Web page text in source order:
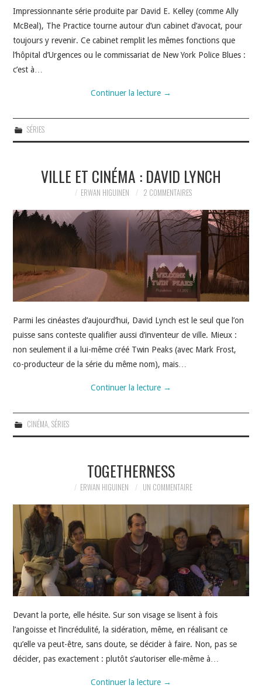
Impressionnante série produite par David E. Kelley (comme Ally
McBeal), The Practice tourne autour d’un cabinet d’avocat, pour
toujours y revenir. Ce cabinet remplit les mêmes fonctions que
l’hôpital d’Urgences ou le commissariat de New York Police Blues :
c’est à…
Continuer la lecture →
SÉRIES
VILLE ET CINÉMA : DAVID LYNCH
ERWAN HIGUINEN 2 COMMENTAIRES
Parmi les cinéastes d’aujourd’hui, David Lynch est le seul que l’on
puisse sans conteste qualifier aussi d’inventeur de ville. Mieux :
non seulement il a lui-même créé Twin Peaks (avec Mark Frost,
co-producteur de la série du même nom), mais…
Continuer la lecture →
CINÉMA, SÉRIES
TOGETHERNESS
ERWAN HIGUINEN UN COMMENTAIRE
Devant la porte, elle hésite. Sur son visage se lisent à fois
l’angoisse et l’incrédulité, la sidération, même, en réalisant ce
qu’elle va peut-être, sans doute, se décider à faire. Non, pas se
décider, pas exactement : plutôt s’autoriser elle-même à…
Continuer la lecture →